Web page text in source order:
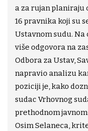
a za rujan planiraju
16 pravnika koji su
Ustavnom sudu. Na
više odgovora na
Odbora za Ustav,
napravio analizu
poziciji je, kako
sudac Vrhovnog
prethodnom
Osim Selaneca,